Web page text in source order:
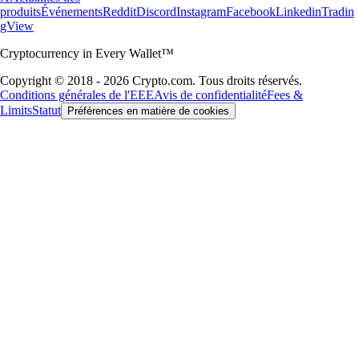
produitsÉvénementsRedditDiscordInstagramFacebookLinkedinTradin
gView
Cryptocurrency in Every Wallet™
Copyright © 2018 - 2026 Crypto.com. Tous droits réservés.
Conditions générales de l'EEEAvis de confidentialitéFees &
LimitsStatut Préférences en matière de cookies